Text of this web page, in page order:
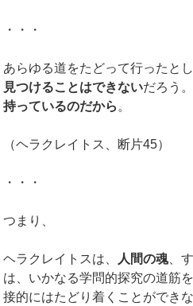
・・・
あらゆる道をたどって行ったと
見つけることはできないだろう。
持っているのだから。
（ヘラクレイトス、断片45）
・・・
つまり、
ヘラクレイトスは、 人間の魂、
は、いかなる学問的探究の道筋
接的にはたどり着くことができ